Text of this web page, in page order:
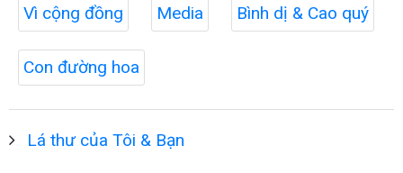
Vì cộng đồng Media Bình dị & Cao quý
Con đường hoa
Lá thư của Tôi & Bạn